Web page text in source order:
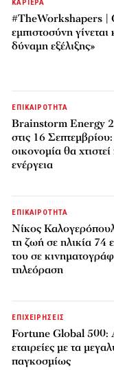
ΚΑΡΙΕΡΑ
#TheWorkshapers |
εμπιστοσύνη γίνεται
δύναμη εξέλιξης»
ΕΠΙΚΑΙΡΟΤΗΤΑ
Brainstorm Energy
στις 16
οικονομία θα
ενέργεια
ΕΠΙΚΑΙΡΟΤΗΤΑ
Νίκος
τη ζωή σε ηλικία 74
του σε
τηλεόραση
ΕΠΙΧΕΙΡΗΣΕΙΣ
Fortune Global 500:
εταιρείες με τα
παγκοσμίως